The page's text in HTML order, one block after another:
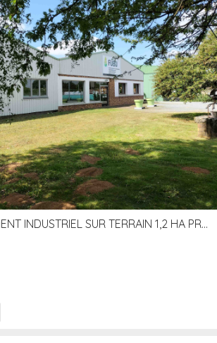
A VENDRE - BÂTIMENT INDUSTRIEL SUR TERRAIN 1,2 HA PROCHE ÉCHANGEUR A10 - SOUDAN (79)